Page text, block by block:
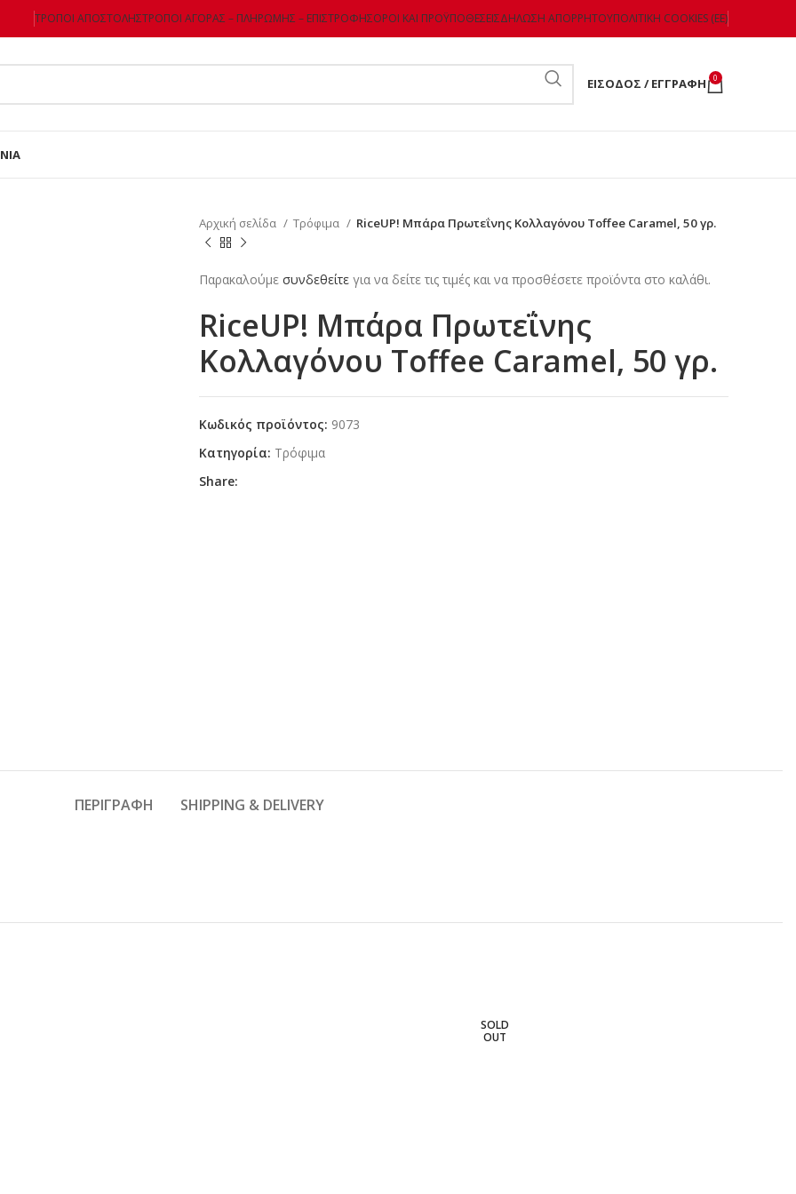
ΤΡΌΠΟΙ ΑΠΟΣΤΟΛΉΣΤΡΌΠΟΙ ΑΓΟΡΆΣ – ΠΛΗΡΩΜΉΣ – ΕΠΙΣΤΡΌΦΗΣΌΡΟΙ ΚΑΙ ΠΡΟΫΠΟΘΈΣΕΙΣΔΉΛΩΣΗ ΑΠΟΡΡΉΤΟΥΠΟΛΙΤΙΚΉ COOKIES (ΕΕ)
ΕΊΣΟΔΟΣ / ΕΓΓΡΑΦΉ 0
Αρχική σελίδα Τρόφιμα RiceUP! Μπάρα Πρωτεΐνης Κολλαγόνου Toffee Caramel, 50 γρ.
Παρακαλούμε συνδεθείτε για να δείτε τις τιμές και να προσθέσετε προϊόντα στο καλάθι.
RiceUP! Μπάρα Πρωτεΐνης
Κολλαγόνου Toffee Caramel, 50 γρ.
Κωδικός προϊόντος: 9073
Κατηγορία: Τρόφιμα
Share:
ΠΕΡΙΓΡΑΦΉ SHIPPING & DELIVERY
SOLD
OUT